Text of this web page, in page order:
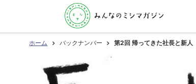
ホーム バックナンバー 第2回 帰ってきた社長と新人